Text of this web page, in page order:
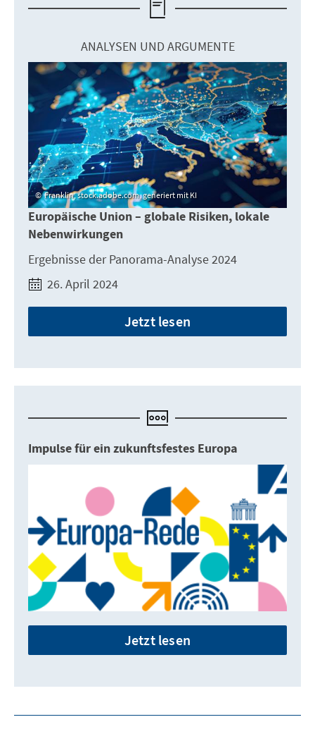
ANALYSEN UND ARGUMENTE
Franklin, stock.adobe.com, generiert mit KI
Europäische Union – globale Risiken, lokale
Nebenwirkungen
Ergebnisse der Panorama-Analyse 2024
26. April 2024
Jetzt lesen
Impulse für ein zukunftsfestes Europa
Jetzt lesen